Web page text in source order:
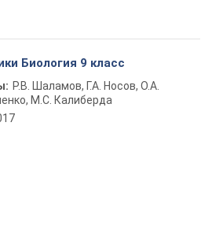
Биология 9 класс
Р.В. Шаламов, Г.А. Носов, О.А.
М.С. Калиберда